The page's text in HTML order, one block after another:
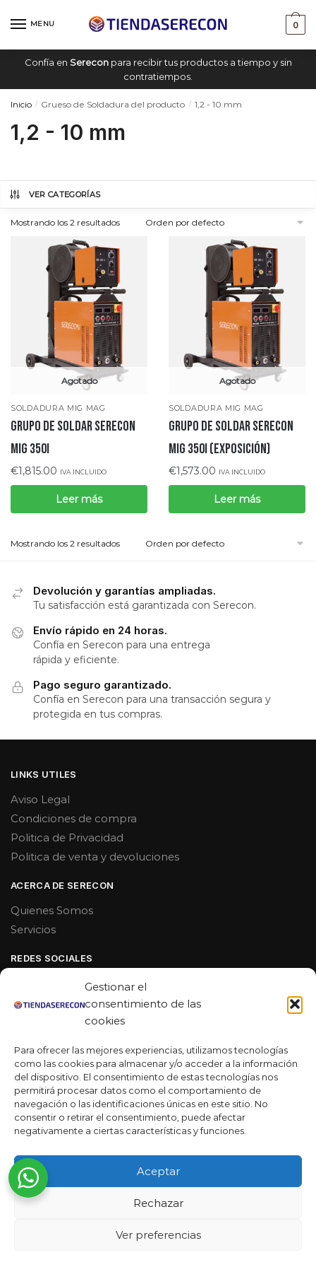
Gestionar el
consentimiento de las
cookies
Para ofrecer las mejores experiencias, utilizamos tecnologías
como las cookies para almacenar y/o acceder a la información
del dispositivo. El consentimiento de estas tecnologías nos
permitirá procesar datos como el comportamiento de
navegación o las identificaciones únicas en este sitio. No
consentir o retirar el consentimiento, puede afectar
negativamente a ciertas características y funciones.
Aceptar
Rechazar
Ver preferencias
MENU 0
Confía en Sereconpara recibir tus productos a tiempo y sin
contratiempos.
Inicio / Grueso de Soldadura del producto / 1,2 - 10 mm
1,2 - 10 mm
VER CATEGORÍAS
Mostrando los 2 resultados
Agotado
SOLDADURA MIG MAG
Grupo de Soldar Serecon
MIG 350i
€1,815.00 IVA INCLUIDO
Leer más
Agotado
SOLDADURA MIG MAG
Grupo de Soldar Serecon
MIG 350i (EXPOSICIÓN)
€1,573.00 IVA INCLUIDO
Leer más
Mostrando los 2 resultados
Devolución y garantías ampliadas.
Tu satisfacción está garantizada con Serecon.
Envío rápido en 24 horas.
Confía en Serecon para una entrega
rápida y eficiente.
Pago seguro garantizado.
Confía en Serecon para una transacción segura y
protegida en tus compras.
LINKS UTILES
Aviso Legal
Condiciones de compra
Politica de Privacidad
Politica de venta y devoluciones
ACERCA DE SERECON
Quienes Somos
Servicios
REDES SOCIALES
Linkedin
MAS DE 50 RESEÑAS
★★★★★
La verdad es que fue una compra muy económica, la
día. ¡Estoy muy satisfecha con la atención al cliente y el
servicio!
Desarrollado por